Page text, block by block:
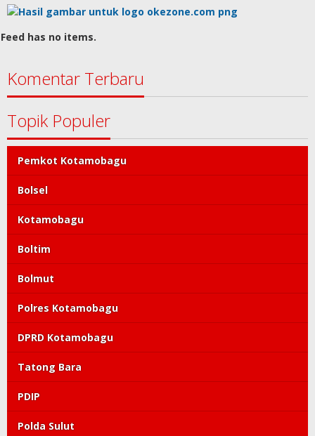
Feed has no items.
Komentar Terbaru
Topik Populer
Pemkot Kotamobagu
Bolsel
Kotamobagu
Boltim
Bolmut
Polres Kotamobagu
DPRD Kotamobagu
Tatong Bara
PDIP
Polda Sulut